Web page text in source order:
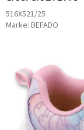
516X521/25
Marke: BEFADO